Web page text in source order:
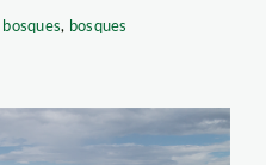
bosques, bosques